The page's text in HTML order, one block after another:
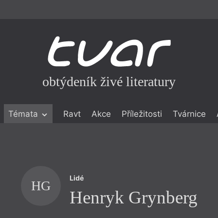
obtýdeník živé literatury
Témata Ravt Akce Příležitosti Tvárnice
HG Lidé
Henryk Grynberg